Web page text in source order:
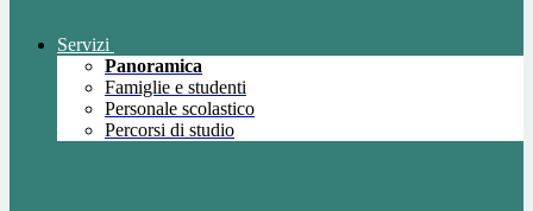
Servizi
Panoramica
Famiglie e studenti
Personale scolastico
Percorsi di studio